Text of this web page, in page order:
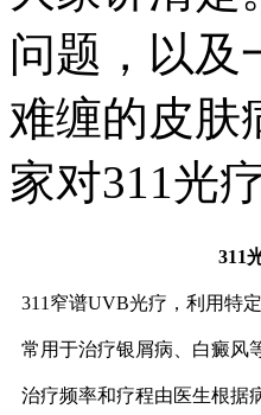
问题，以及
难缠的皮肤
家对311光
311
311窄谱UVB光疗，利用特
常用于治疗银屑病、白癜风
治疗频率和疗程由医生根据